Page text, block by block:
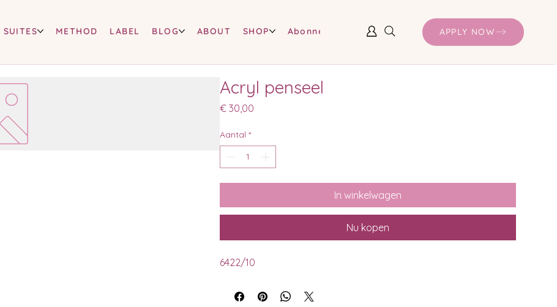
SUITES METHOD LABEL BLOG ABOUT SHOP Abonnementen en prijzen APPLY NOW
Acryl penseel
€ 30,00Prijs
Aantal *
In winkelwagen
Nu kopen
6422/10